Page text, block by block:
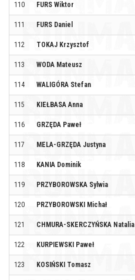
110 FURS Wiktor
111 FURS Daniel
112 TOKAJ Krzysztof
113 WODA Mateusz
114 WALIGÓRA Stefan
115 KIEŁBASA Anna
116 GRZĘDA Paweł
117 MELA-GRZĘDA Justyna
118 KANIA Dominik
119 PRZYBOROWSKA Sylwia
120 PRZYBOROWSKI Michał
121 CHMURA-SKERCZYŃSKA Natalia
122 KURPIEWSKI Paweł
123 KOSIŃSKI Tomasz